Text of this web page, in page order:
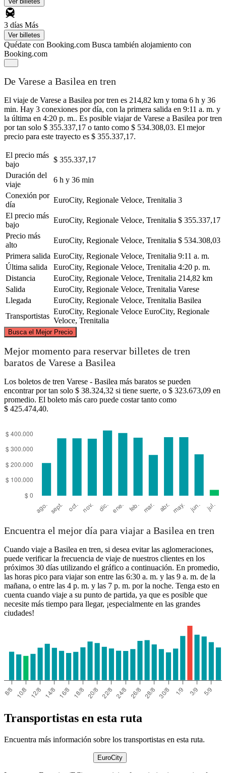
3 días Más
Ver billetes
Quédate con Booking.com Busca también alojamiento con
Booking.com
De Varese a Basilea en tren
El viaje de Varese a Basilea por tren es 214,82 km y toma 6 h y 36
min. Hay 3 conexiones por día, con la primera salida en 9:11 a. m. y
la última en 4:20 p. m.. Es posible viajar de Varese a Basilea por tren
por tan solo $ 355.337,17 o tanto como $ 534.308,03. El mejor
precio para este trayecto es $ 355.337,17.
El precio más
bajo
$ 355.337,17
Duración del
viaje
6 h y 36 min
Conexión por
día
EuroCity, Regionale Veloce, Trenitalia 3
El precio más
bajo
EuroCity, Regionale Veloce, Trenitalia $ 355.337,17
Precio más
alto
EuroCity, Regionale Veloce, Trenitalia $ 534.308,03
Primera salida EuroCity, Regionale Veloce, Trenitalia 9:11 a. m.
Última salida
EuroCity, Regionale Veloce, Trenitalia 4:20 p. m.
Distancia
EuroCity, Regionale Veloce, Trenitalia 214,82 km
Salida
EuroCity, Regionale Veloce, Trenitalia Varese
Llegada
EuroCity, Regionale Veloce, Trenitalia Basilea
Transportistas
EuroCity, Regionale Veloce EuroCity, Regionale
Veloce, Trenitalia
Busca el Mejor Precio
Mejor momento para reservar billetes de tren
baratos de Varese a Basilea
Los boletos de tren Varese - Basilea más baratos se pueden
encontrar por tan solo $ 38.324,32 si tiene suerte, o $ 323.673,09 en
promedio. El boleto más caro puede costar tanto como
$ 425.474,40.
Encuentra el mejor día para viajar a Basilea en tren
Cuando viaje a Basilea en tren, si desea evitar las aglomeraciones,
puede verificar la frecuencia de viaje de nuestros clientes en los
próximos 30 días utilizando el gráfico a continuación. En promedio,
las horas pico para viajar son entre las 6:30 a. m. y las 9 a. m. de la
mañana, o entre las 4 p. m. y las 7 p. m. por la noche. Tenga esto en
cuenta cuando viaje a su punto de partida, ya que es posible que
necesite más tiempo para llegar, ¡especialmente en las grandes
ciudades!
Transportistas en esta ruta
Encuentra más información sobre los transportistas en esta ruta.
EuroCity